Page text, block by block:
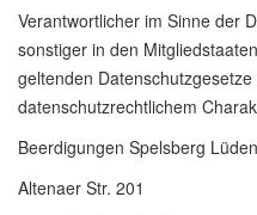
Verantwortlicher im Sinne der
sonstiger in den
geltenden
datenschutzrechtlichem
Beerdigungen Spelsberg
Altenaer Str. 201